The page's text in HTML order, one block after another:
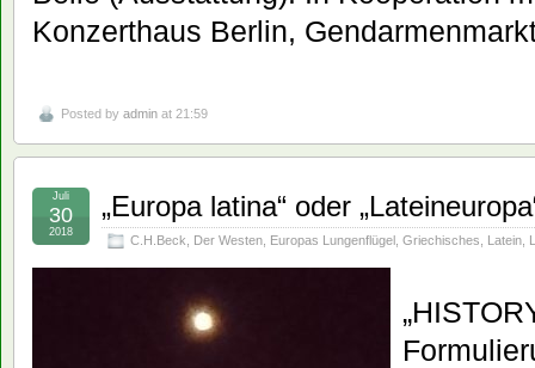
Konzerthaus Berlin,
Posted by admin at 21:59
„Europa latina“ oder
C.H.Beck Der Westen Europas Lungenflügel Griechisches Latein
Juli
30
2018